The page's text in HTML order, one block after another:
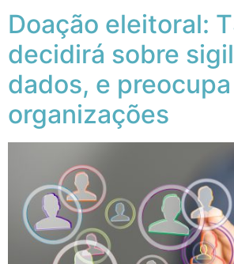
Doação eleitoral:
decidirá sobre
dados, e preocupa
organizações